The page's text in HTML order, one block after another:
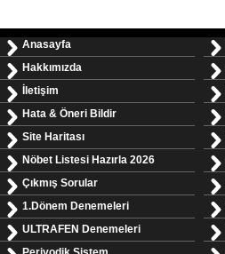
Anasayfa
Hakkımızda
İletişim
Hata & Öneri Bildir
Site Haritası
Nöbet Listesi Hazırla 2026
Çıkmış Sorular
1.Dönem Denemeleri
ULTRAFEN Denemeleri